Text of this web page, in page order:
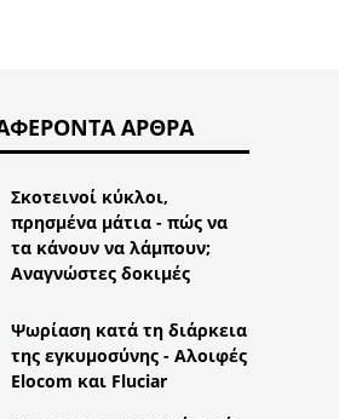
ΆΡΘΡΑ
Σκοτεινοί κύκλοι,
πρησμένα μάτια - πώς να
τα κάνουν να λάμπουν;
Αναγνώστες δοκιμές
Ψωρίαση κατά τη διάρκεια
της εγκυμοσύνης - Αλοιφές
Elocom και Fluciar